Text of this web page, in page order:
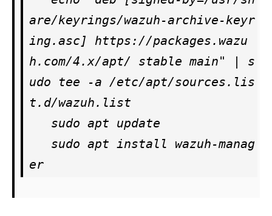
are/keyrings/wazuh-archive-keyr
ing.asc] https://packages.wazu
h.com/4.x/apt/ stable main" | s
udo tee -a /etc/apt/sources.lis
t.d/wazuh.list
er